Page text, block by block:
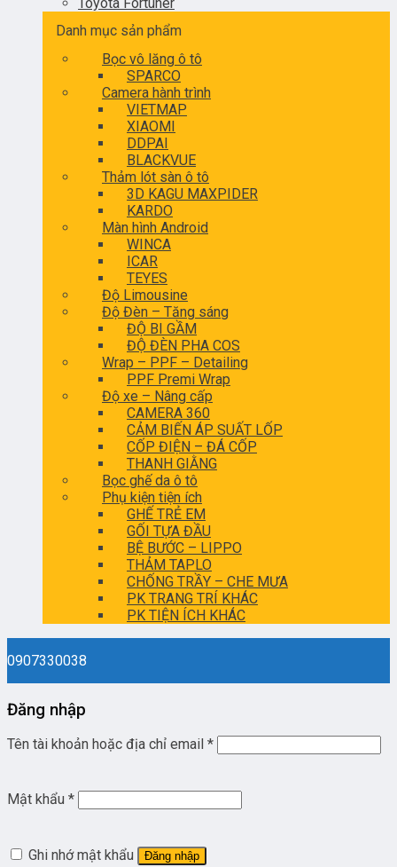
Danh mục sản phẩm
Bọc vô lăng ô tô
SPARCO
Camera hành trình
VIETMAP
XIAOMI
DDPAI
BLACKVUE
Thảm lót sàn ô tô
3D KAGU MAXPIDER
KARDO
Màn hình Android
WINCA
ICAR
TEYES
Độ Limousine
Độ Đèn – Tăng sáng
ĐỘ BI GẦM
ĐỘ ĐÈN PHA COS
Wrap – PPF – Detailing
PPF Premi Wrap
Độ xe – Nâng cấp
CAMERA 360
CẢM BIẾN ÁP SUẤT LỐP
CỐP ĐIỆN – ĐÁ CỐP
THANH GIẰNG
Bọc ghế da ô tô
Phụ kiện tiện ích
GHẾ TRẺ EM
GỐI TỰA ĐẦU
BỆ BƯỚC – LIPPO
THẢM TAPLO
CHỐNG TRẦY – CHE MƯA
PK TRANG TRÍ KHÁC
PK TIỆN ÍCH KHÁC
0907330038
Đăng nhập
Tên tài khoản hoặc địa chỉ email *
Mật khẩu *
Ghi nhớ mật khẩu Đăng nhập